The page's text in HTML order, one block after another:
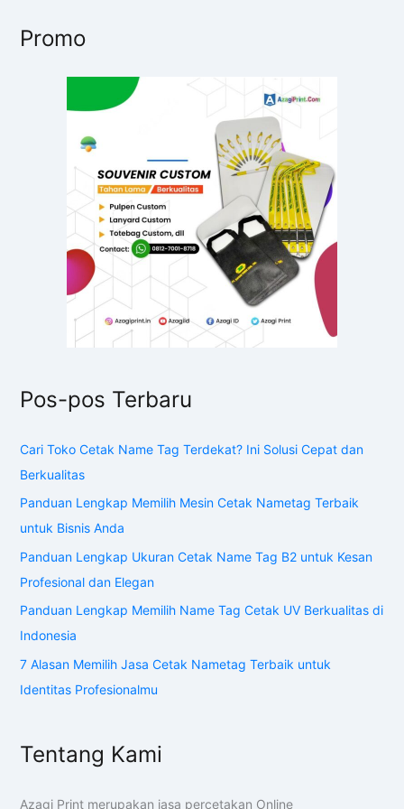
Promo
Pos-pos Terbaru
Cari Toko Cetak Name Tag Terdekat? Ini Solusi Cepat dan
Berkualitas
Panduan Lengkap Memilih Mesin Cetak Nametag Terbaik
untuk Bisnis Anda
Panduan Lengkap Ukuran Cetak Name Tag B2 untuk Kesan
Profesional dan Elegan
Panduan Lengkap Memilih Name Tag Cetak UV Berkualitas di
Indonesia
7 Alasan Memilih Jasa Cetak Nametag Terbaik untuk
Identitas Profesionalmu
Tentang Kami
Azagi Print merupakan jasa percetakan Online